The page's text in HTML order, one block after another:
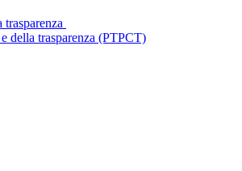
della trasparenza (PTPCT)